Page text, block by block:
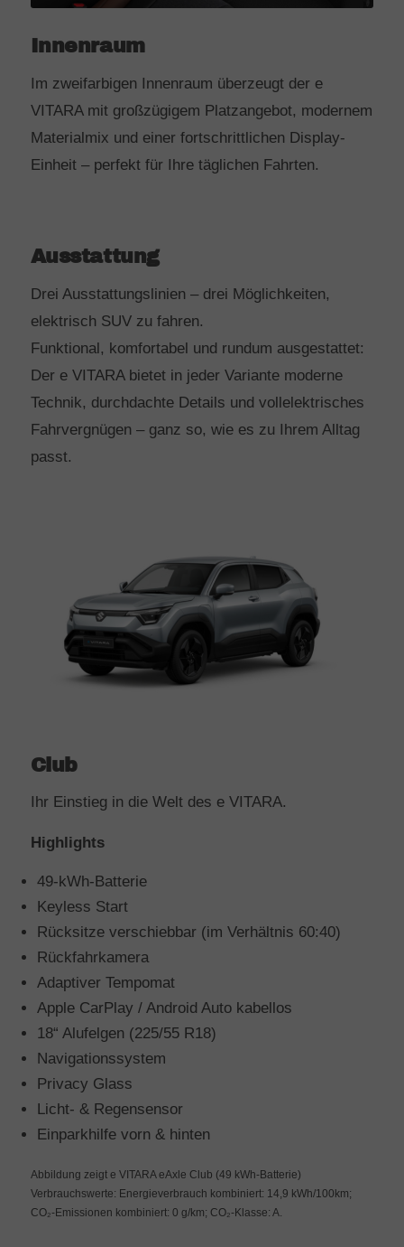
Innenraum
Im zweifarbigen Innenraum überzeugt der e
VITARA mit großzügigem Platzangebot, modernem
Materialmix und einer fortschrittlichen Display-
Einheit – perfekt für Ihre täglichen Fahrten.
Ausstattung
Drei Ausstattungslinien – drei Möglichkeiten,
elektrisch SUV zu fahren.
Funktional, komfortabel und rundum ausgestattet:
Der e VITARA bietet in jeder Variante moderne
Technik, durchdachte Details und vollelektrisches
Fahrvergnügen – ganz so, wie es zu Ihrem Alltag
passt.
Club
Ihr Einstieg in die Welt des e VITARA.
Highlights
49-kWh-Batterie
Keyless Start
Rücksitze verschiebbar (im Verhältnis 60:40)
Rückfahrkamera
Adaptiver Tempomat
Apple CarPlay / Android Auto kabellos
18“ Alufelgen (225/55 R18)
Navigationssystem
Privacy Glass
Licht- & Regensensor
Einparkhilfe vorn & hinten
Abbildung zeigt e VITARA eAxle Club (49 kWh-Batterie)
Verbrauchswerte: Energieverbrauch kombiniert: 14,9 kWh/100km;
CO₂-Emissionen kombiniert: 0 g/km; CO₂-Klasse: A.